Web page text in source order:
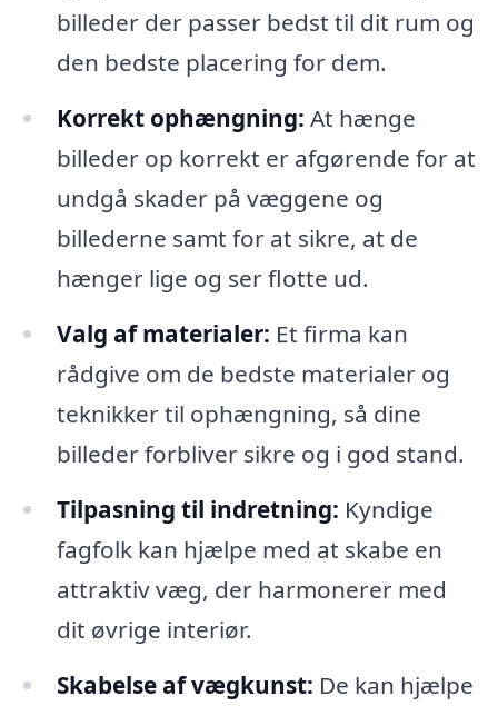
billeder der passer bedst til dit rum og
den bedste placering for dem.
Korrekt ophængning: At hænge
billeder op korrekt er afgørende for at
undgå skader på væggene og
billederne samt for at sikre, at de
hænger lige og ser flotte ud.
Valg af materialer: Et firma kan
rådgive om de bedste materialer og
teknikker til ophængning, så dine
billeder forbliver sikre og i god stand.
Tilpasning til indretning: Kyndige
fagfolk kan hjælpe med at skabe en
attraktiv væg, der harmonerer med
dit øvrige interiør.
Skabelse af vægkunst: De kan hjælpe